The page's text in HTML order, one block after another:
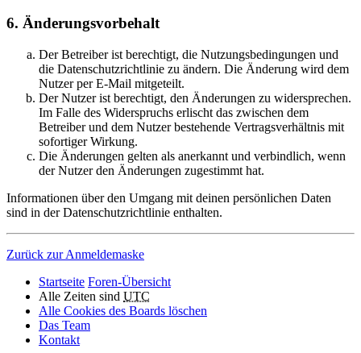
6. Änderungsvorbehalt
Der Betreiber ist berechtigt, die Nutzungsbedingungen und
die Datenschutzrichtlinie zu ändern. Die Änderung wird dem
Nutzer per E-Mail mitgeteilt.
Der Nutzer ist berechtigt, den Änderungen zu widersprechen.
Im Falle des Widerspruchs erlischt das zwischen dem
Betreiber und dem Nutzer bestehende Vertragsverhältnis mit
sofortiger Wirkung.
Die Änderungen gelten als anerkannt und verbindlich, wenn
der Nutzer den Änderungen zugestimmt hat.
Informationen über den Umgang mit deinen persönlichen Daten
sind in der Datenschutzrichtlinie enthalten.
Zurück zur Anmeldemaske
Startseite Foren-Übersicht
Alle Zeiten sind UTC
Alle Cookies des Boards löschen
Das Team
Kontakt